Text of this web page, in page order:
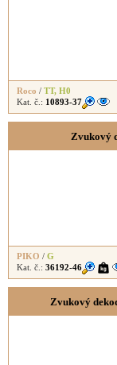
Roco / TT, H0
Kat. č.: 10893-37
Zvukový
PIKO / G
Kat. č.: 36192-46
Zvukový